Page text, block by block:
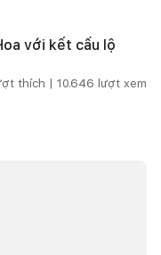
với kết cấu lộ
thích | 10.646 lượt xem